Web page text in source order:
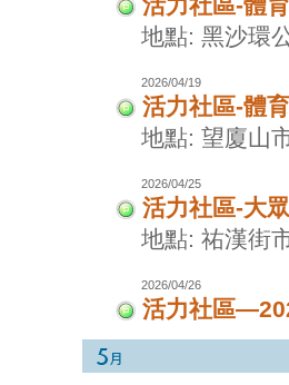
活力社區-體
地點: 黑沙環
2026/04/19
活力社區-體
地點: 望廈山
2026/04/25
活力社區-大
地點: 祐漢街
2026/04/26
活力社區